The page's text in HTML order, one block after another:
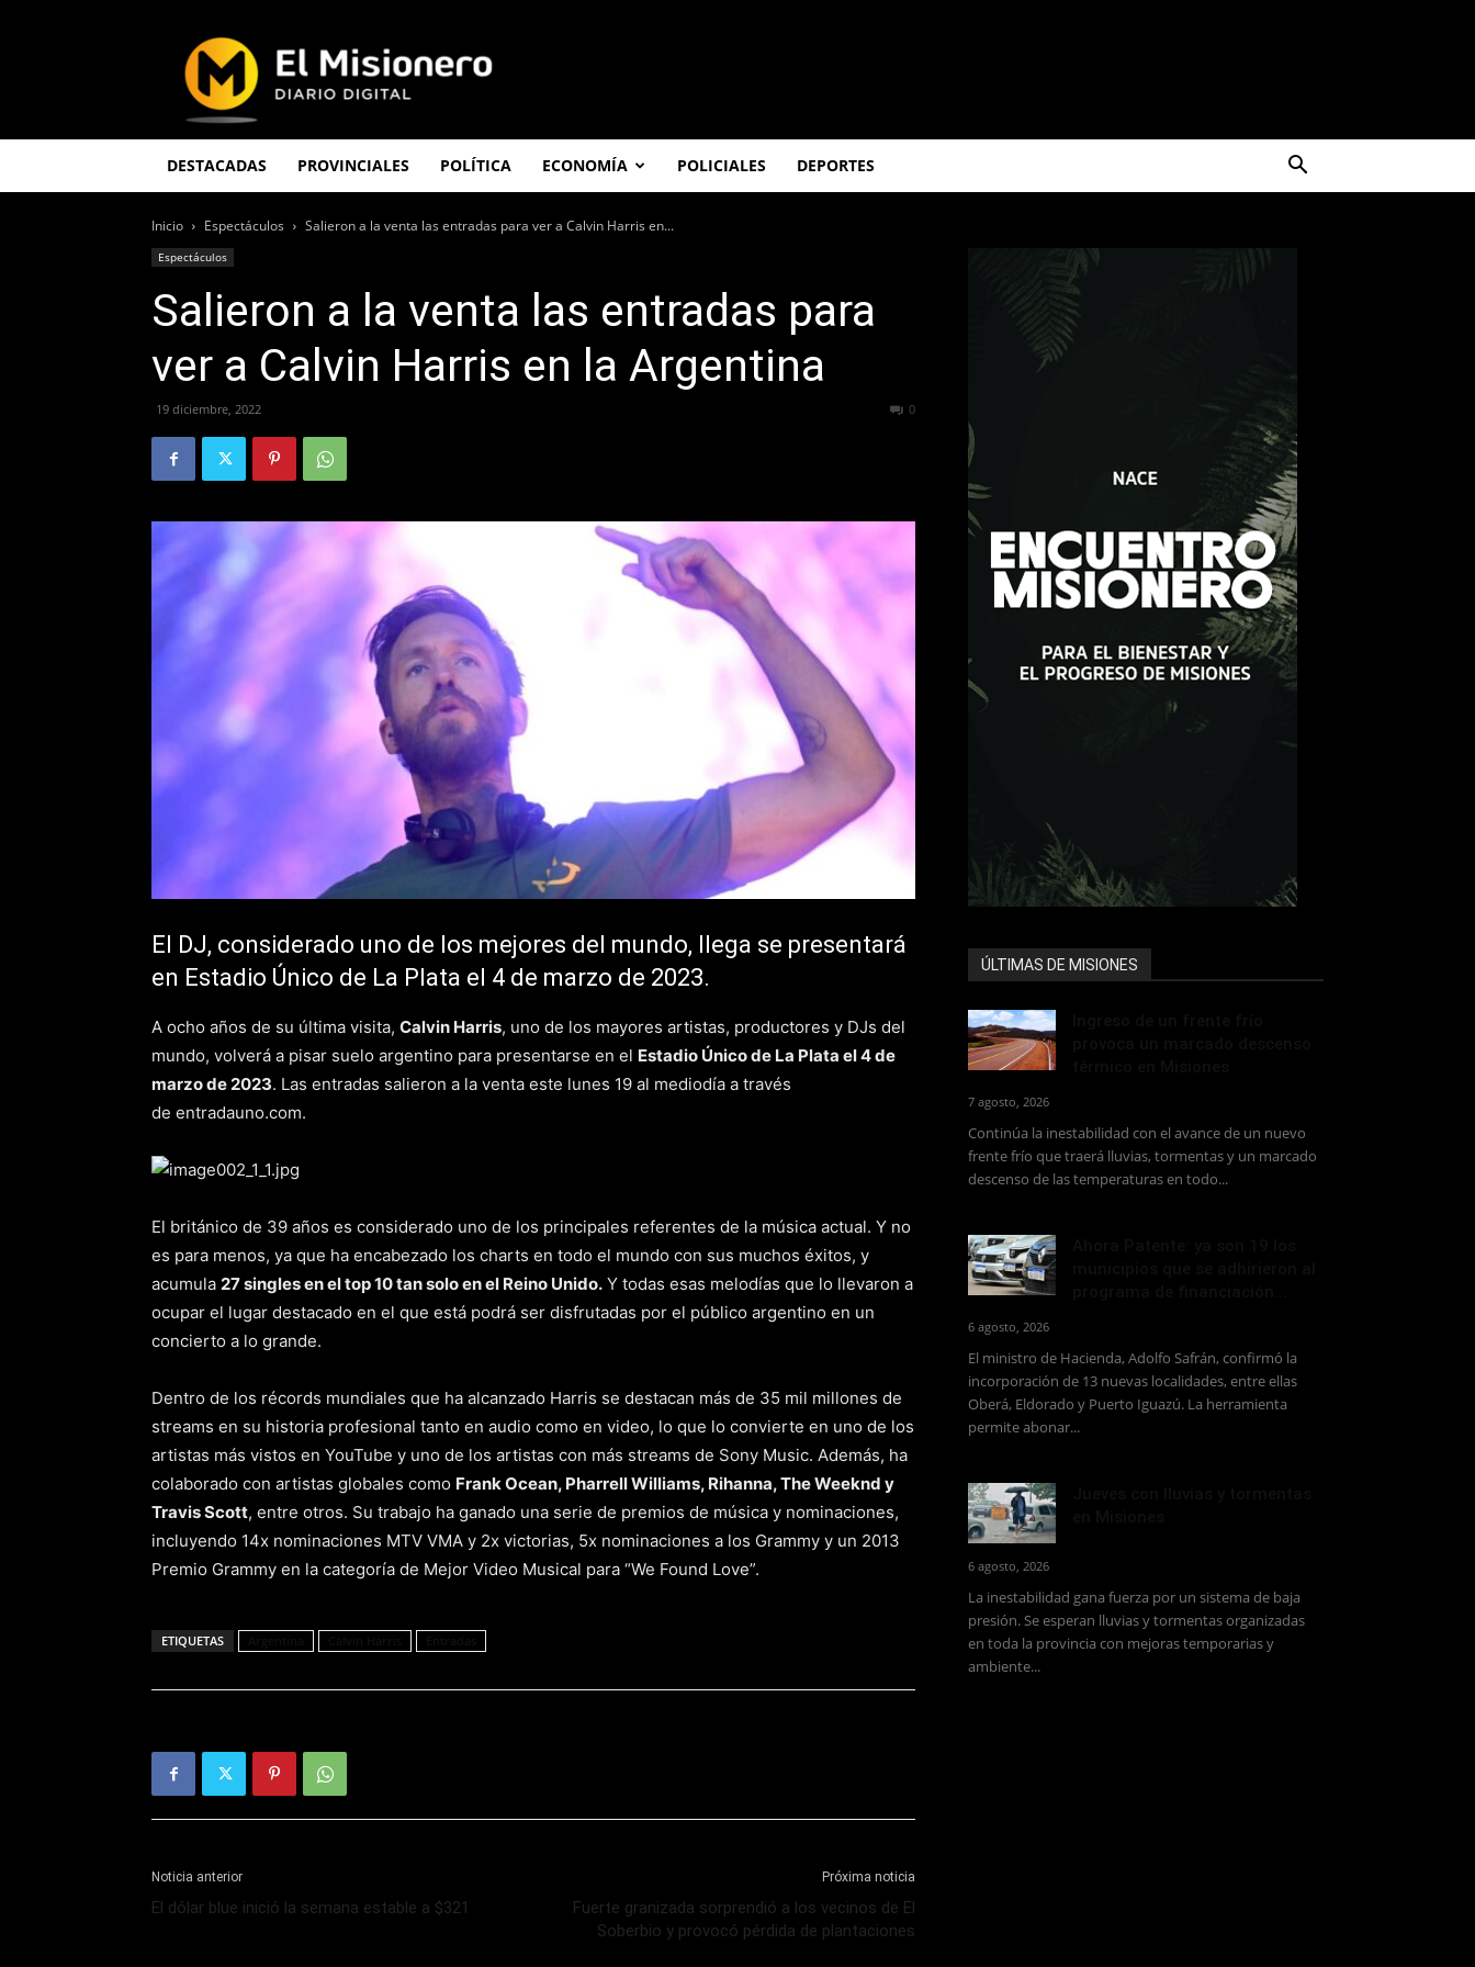
Misionero
DESTACADAS PROVINCIALES POLÍTICA ECONOMÍA POLICIALES DEPORTES
Inicio Espectáculos Salieron a la venta las entradas para ver a Calvin Harris en...
Espectáculos
Salieron a la venta las entradas para
ver a Calvin Harris en la Argentina
19 diciembre, 2022 0
El DJ, considerado uno de los mejores del mundo, llega se presentará
en Estadio Único de La Plata el 4 de marzo de 2023.
A ocho años de su última visita, Calvin Harris, uno de los mayores artistas, productores y DJs del
mundo, volverá a pisar suelo argentino para presentarse en el Estadio Único de La Plata el 4 de
marzo de 2023. Las entradas salieron a la venta este lunes 19 al mediodía a través
de entradauno.com.
El británico de 39 años es considerado uno de los principales referentes de la música actual. Y no
es para menos, ya que ha encabezado los charts en todo el mundo con sus muchos éxitos, y
acumula 27 singles en el top 10 tan solo en el Reino Unido. Y todas esas melodías que lo llevaron a
ocupar el lugar destacado en el que está podrá ser disfrutadas por el público argentino en un
concierto a lo grande.
Dentro de los récords mundiales que ha alcanzado Harris se destacan más de 35 mil millones de
streams en su historia profesional tanto en audio como en video, lo que lo convierte en uno de los
artistas más vistos en YouTube y uno de los artistas con más streams de Sony Music. Además, ha
colaborado con artistas globales como Frank Ocean, Pharrell Williams, Rihanna, The Weeknd y
Travis Scott, entre otros. Su trabajo ha ganado una serie de premios de música y nominaciones,
incluyendo 14x nominaciones MTV VMA y 2x victorias, 5x nominaciones a los Grammy y un 2013
Premio Grammy en la categoría de Mejor Video Musical para “We Found Love”.
ETIQUETAS
Noticia anterior
El dólar blue inició la semana estable a $321
Próxima noticia
Fuerte granizada sorprendió a los vecinos de El
Soberbio y provocó pérdida de plantaciones
ÚLTIMAS DE MISIONES
7 agosto, 2026
Continúa la inestabilidad con el avance de un nuevo
frente frío que traerá lluvias, tormentas y un marcado
descenso de las temperaturas en todo...
6 agosto, 2026
El ministro de Hacienda, Adolfo Safrán, confirmó la
incorporación de 13 nuevas localidades, entre ellas
Oberá, Eldorado y Puerto Iguazú. La herramienta
permite abonar...
6 agosto, 2026
La inestabilidad gana fuerza por un sistema de baja
presión. Se esperan lluvias y tormentas organizadas
en toda la provincia con mejoras temporarias y
ambiente...